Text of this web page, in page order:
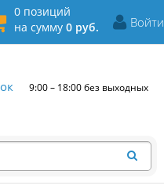
Войти
0 позиций
на сумму 0 руб.
9:00 – 18:00 без выходных